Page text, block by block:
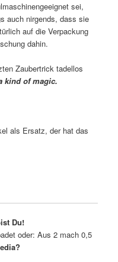
sei,
auch nirgends, dass sie
auf die Verpackung
dahin.
Zaubertrick tadellos
kind of magic.
als Ersatz, der hat das
Du!
oder: Aus 2 mach 0,5